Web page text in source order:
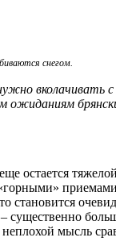
снегом.
вколачивать с
остается
становится
существенно
мысль